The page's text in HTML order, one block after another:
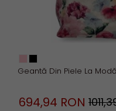
Geantă Din Piele La
694,94 RON